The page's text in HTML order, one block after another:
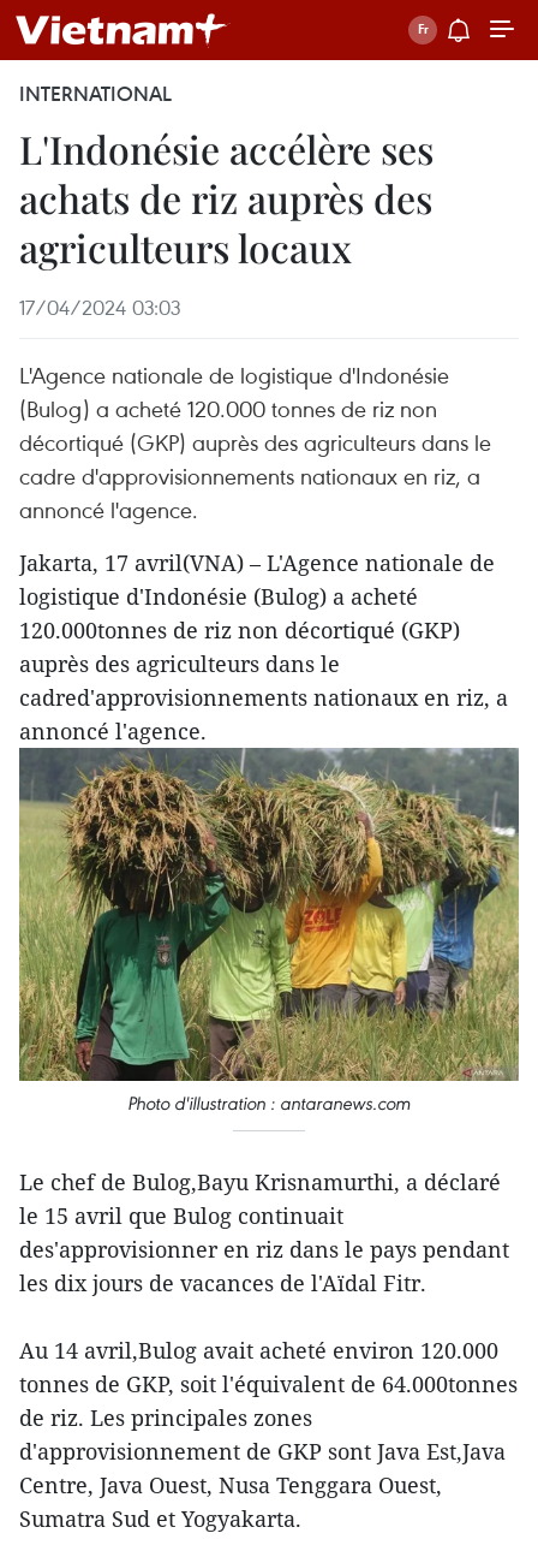
INTERNATIONAL
L'Indonésie accélère ses
achats de riz auprès des
agriculteurs locaux
17/04/2024 03:03
L'Agence nationale de logistique d'Indonésie
(Bulog) a acheté 120.000 tonnes de riz non
décortiqué (GKP) auprès des agriculteurs dans le
cadre d'approvisionnements nationaux en riz, a
annoncé l'agence.
Jakarta, 17 avril(VNA) – L'Agence nationale de
logistique d'Indonésie (Bulog) a acheté
120.000tonnes de riz non décortiqué (GKP)
auprès des agriculteurs dans le
cadred'approvisionnements nationaux en riz, a
annoncé l'agence.
Photo d'illustration : antaranews.com
Le chef de Bulog,Bayu Krisnamurthi, a déclaré
le 15 avril que Bulog continuait
des'approvisionner en riz dans le pays pendant
les dix jours de vacances de l'Aïdal Fitr.
Au 14 avril,Bulog avait acheté environ 120.000
tonnes de GKP, soit l'équivalent de 64.000tonnes
de riz. Les principales zones
d'approvisionnement de GKP sont Java Est,Java
Centre, Java Ouest, Nusa Tenggara Ouest,
Sumatra Sud et Yogyakarta.